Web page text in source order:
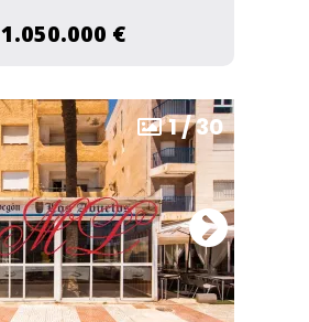
1.050.000 €
1/30